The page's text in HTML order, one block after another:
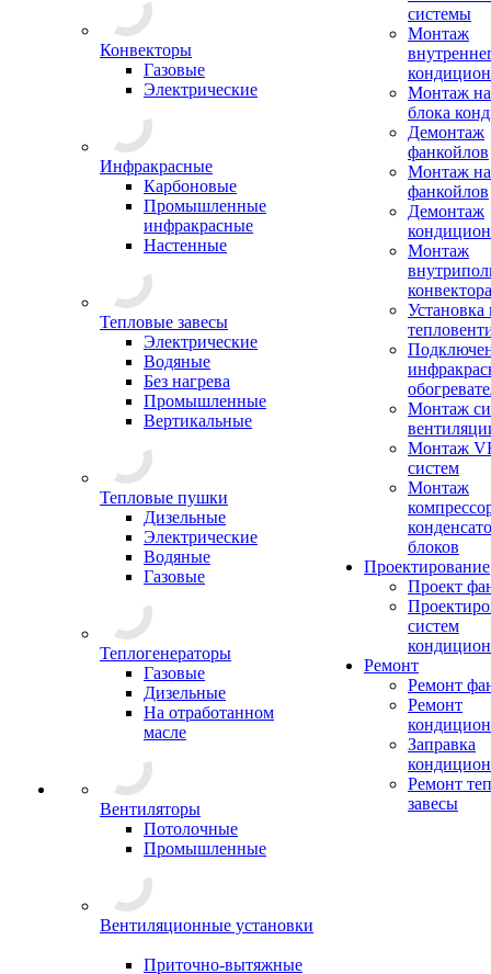
Конвекторы
Газовые
Электрические
Инфракрасные
Карбоновые
Промышленные
инфракрасные
Настенные
Тепловые завесы
Электрические
Водяные
Без нагрева
Промышленные
Вертикальные
Тепловые пушки
Дизельные
Электрические
Водяные
Газовые
Теплогенераторы
Газовые
Дизельные
На отработанном
масле
Вентиляторы
Потолочные
Промышленные
Вентиляционные установки
Приточно-вытяжные
системы
Монтаж
Монтаж
блока
Демонтаж
фанкойлов
Монтаж
фанкойлов
Демонтаж
Монтаж
конвектора
Установка
Монтаж
Монтаж
систем
Монтаж
блоков
Проектирование
Проект
систем
Ремонт
Ремонт
Ремонт
Заправка
Ремонт
завесы